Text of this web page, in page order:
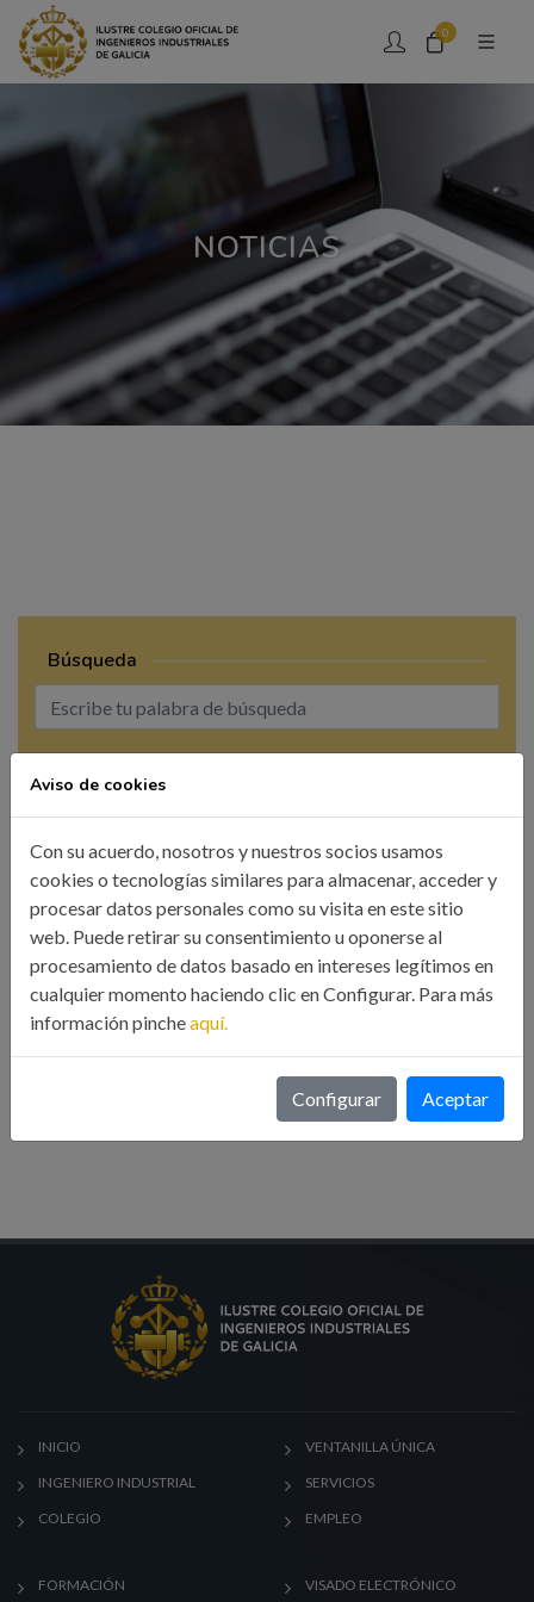
0
NOTICIAS
Búsqueda
CATEGORÍAS
Colegio
Eventos
INICIO
INGENIERO INDUSTRIAL
COLEGIO
VENTANILLA ÚNICA
SERVICIOS
EMPLEO
FORMACIÓN VISADO ELECTRÓNICO
Aviso de cookies
Con su acuerdo, nosotros y nuestros socios usamos
cookies o tecnologías similares para almacenar, acceder y
procesar datos personales como su visita en este sitio
web. Puede retirar su consentimiento u oponerse al
procesamiento de datos basado en intereses legítimos en
cualquier momento haciendo clic en Configurar. Para más
información pincheaquí.
Configurar Aceptar